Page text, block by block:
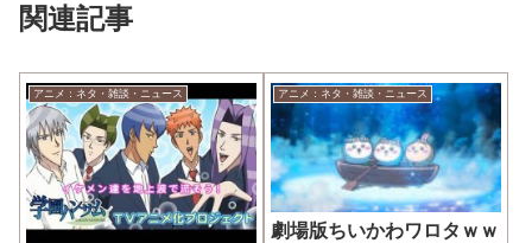
関連記事
アニメ：ネタ・雑談・ニュース アニメ：ネタ・雑談・ニュース
劇場版ちいかわワロタｗｗ